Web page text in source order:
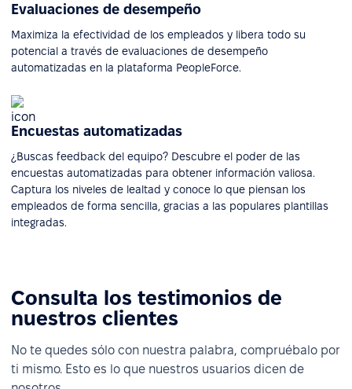
Evaluaciones de desempeño
Maximiza la efectividad de los empleados y libera todo su
potencial a través de evaluaciones de desempeño
automatizadas en la plataforma PeopleForce.
Encuestas automatizadas
¿Buscas feedback del equipo? Descubre el poder de las
encuestas automatizadas para obtener información valiosa.
Captura los niveles de lealtad y conoce lo que piensan los
empleados de forma sencilla, gracias a las populares plantillas
integradas.
Consulta los testimonios de
nuestros clientes
No te quedes sólo con nuestra palabra, compruébalo por
ti mismo. Esto es lo que nuestros usuarios dicen de